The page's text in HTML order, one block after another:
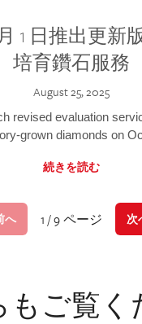
1 日推出更新
培育鑽石服務
August 25, 2025
revised evaluation
grown diamonds on
続きを読む
へ 1 / 9 ページ 次
もご覧く